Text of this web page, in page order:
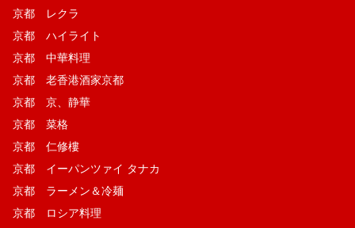
京都 レクラ
京都 ハイライト
京都 中華料理
京都 老香港酒家京都
京都 京、静華
京都 菜格
京都 仁修樓
京都 イーパンツァイ タナカ
京都 ラーメン＆冷麺
京都 ロシア料理